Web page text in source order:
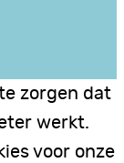
zorgen dat
werkt.
voor onze